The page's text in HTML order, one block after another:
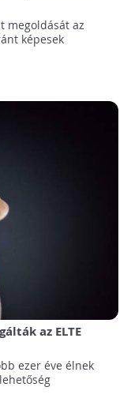
megoldását az
képesek
az ELTE
ezer éve élnek